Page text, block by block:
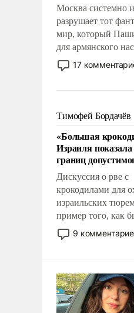
Москва системно
разрушает тот
мир, который
для армянского
Мир, где политические
прожекты будут
Еревану за свои
нужно отвечать.
17
Тимофей Бордачёв
«Большая
Израиля
границ
Дискуссия о рве с
крокодилами для
израильских
пример того, как
двигаемся по пути
революционных
псевдонаучной
стало всерьез
идеей.
9